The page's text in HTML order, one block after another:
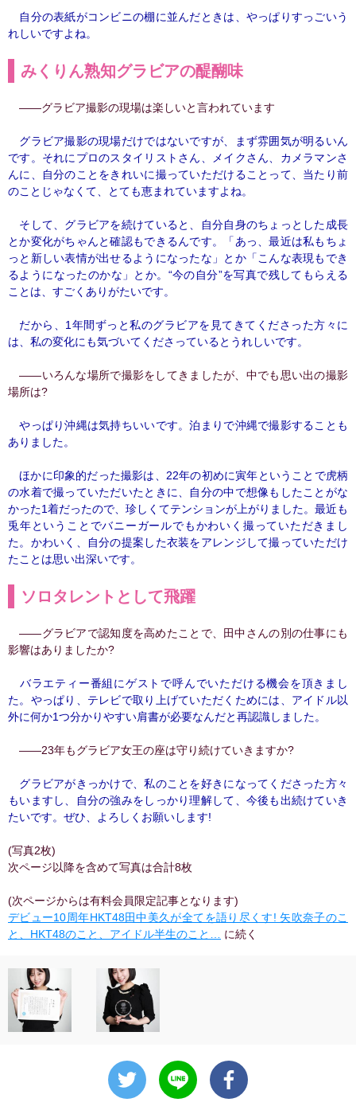
自分の表紙がコンビニの棚に並んだときは、やっぱりすっごいう
れしいですよね。
みくりん熟知グラビアの醍醐味
――グラビア撮影の現場は楽しいと言われています
グラビア撮影の現場だけではないですが、まず雰囲気が明るいん
です。それにプロのスタイリストさん、メイクさん、カメラマンさ
んに、自分のことをきれいに撮っていただけることって、当たり前
のことじゃなくて、とても恵まれていますよね。
そして、グラビアを続けていると、自分自身のちょっとした成長
とか変化がちゃんと確認もできるんです。「あっ、最近は私もちょ
っと新しい表情が出せるようになったな」とか「こんな表現もでき
るようになったのかな」とか。“今の自分”を写真で残してもらえる
ことは、すごくありがたいです。
だから、1年間ずっと私のグラビアを見てきてくださった方々に
は、私の変化にも気づいてくださっているとうれしいです。
――いろんな場所で撮影をしてきましたが、中でも思い出の撮影
場所は?
やっぱり沖縄は気持ちいいです。泊まりで沖縄で撮影することも
ありました。
ほかに印象的だった撮影は、22年の初めに寅年ということで虎柄
の水着で撮っていただいたときに、自分の中で想像もしたことがな
かった1着だったので、珍しくてテンションが上がりました。最近も
兎年ということでバニーガールでもかわいく撮っていただきまし
た。かわいく、自分の提案した衣装をアレンジして撮っていただけ
たことは思い出深いです。
ソロタレントとして飛躍
――グラビアで認知度を高めたことで、田中さんの別の仕事にも
影響はありましたか?
バラエティー番組にゲストで呼んでいただける機会を頂きまし
た。やっぱり、テレビで取り上げていただくためには、アイドル以
外に何か1つ分かりやすい肩書が必要なんだと再認識しました。
――23年もグラビア女王の座は守り続けていきますか?
グラビアがきっかけで、私のことを好きになってくださった方々
もいますし、自分の強みをしっかり理解して、今後も出続けていき
たいです。ぜひ、よろしくお願いします!
(写真2枚)
次ページ以降を含めて写真は合計8枚
(次ページからは有料会員限定記事となります)
デビュー10周年HKT48田中美久が全てを語り尽くす! 矢吹奈子のこ
と、HKT48のこと、アイドル半生のこと…
に続く